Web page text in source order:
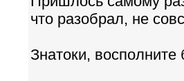
что разобрал, не
Знатоки,